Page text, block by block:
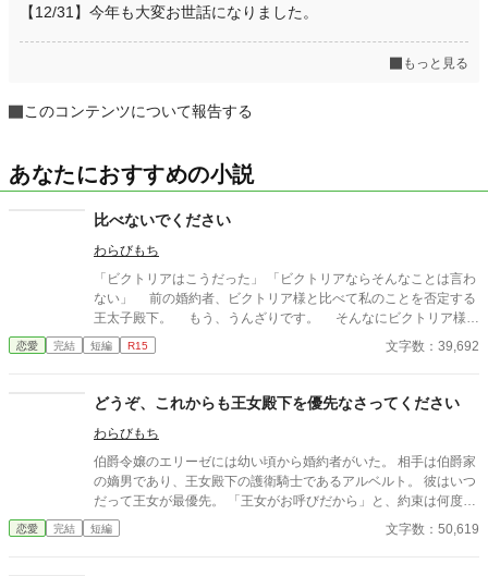
【12/31】今年も大変お世話になりました。
もっと見る
このコンテンツについて報告する
あなたにおすすめの小説
比べないでください
わらびもち
「ビクトリアはこうだった」 「ビクトリアならそんなことは言わ
ない」 前の婚約者、ビクトリア様と比べて私のことを否定する
王太子殿下。 もう、うんざりです。 そんなにビクトリア様が
いいなら私と婚約解消なさってください――――……
恋愛 完結 短編 R15 文字数：39,692
どうぞ、これからも王女殿下を優先なさってください
わらびもち
伯爵令嬢のエリーゼには幼い頃から婚約者がいた。 相手は伯爵家
の嫡男であり、王女殿下の護衛騎士であるアルベルト。 彼はいつ
だって王女が最優先。 「王女がお呼びだから」と、約束は何度も
破られ、エリーゼは後回しにされ続ける。 政略とはいえ、この婚
約に意味はあるのだろうか。 王女を優先し続けた婚約者に心を閉
恋愛 完結 短編 文字数：50,619